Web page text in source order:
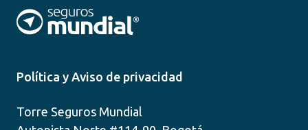
Política y Aviso de privacidad
Torre Seguros Mundial